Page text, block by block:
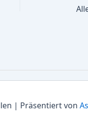
| Präsentiert von